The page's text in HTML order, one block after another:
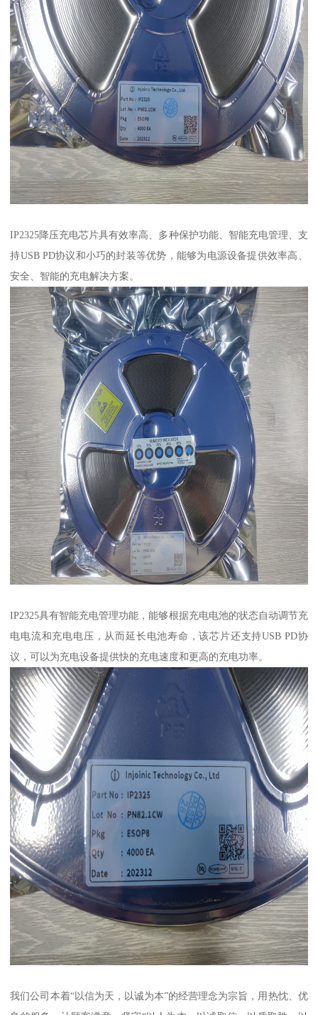
IP2325降压充电芯片具有效率高、多种保护功能、智能充电管理、支
持USB PD协议和小巧的封装等优势，能够为电源设备提供效率高、
安全、智能的充电解决方案。
IP2325具有智能充电管理功能，能够根据充电电池的状态自动调节充
电电流和充电电压，从而延长电池寿命，该芯片还支持USB PD协
议，可以为充电设备提供快的充电速度和更高的充电功率。
我们公司本着“以信为天，以诚为本”的经营理念为宗旨，用热忱、优